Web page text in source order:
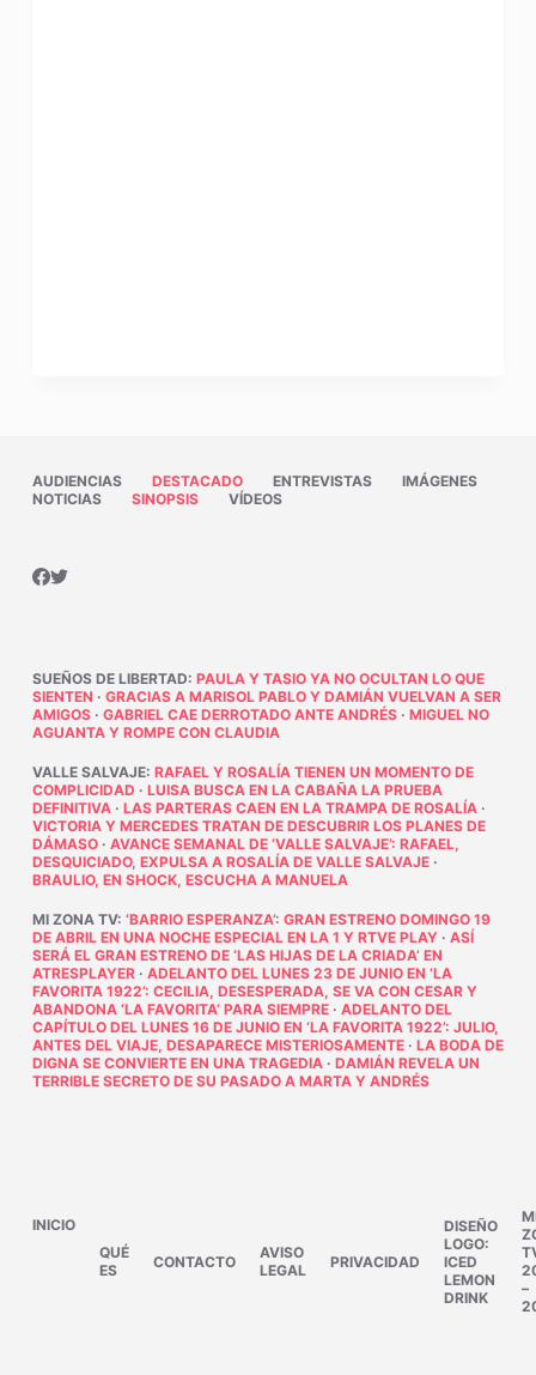
AUDIENCIAS DESTACADO ENTREVISTAS
IMÁGENES
NOTICIAS
SINOPSIS VÍDEOS
SUEÑOS DE LIBERTAD: PAULA Y TASIO YA NO OCULTAN LO QUE
SIENTEN · GRACIAS A MARISOL PABLO Y DAMIÁN VUELVAN A SER
AMIGOS· GABRIEL CAE DERROTADO ANTE ANDRÉS· MIGUEL NO
AGUANTA Y ROMPE CON CLAUDIA
VALLE SALVAJE: RAFAEL Y ROSALÍA TIENEN UN MOMENTO DE
COMPLICIDAD · LUISA BUSCA EN LA CABAÑA LA PRUEBA
DEFINITIVA· LAS PARTERAS CAEN EN LA TRAMPA DE ROSALÍA·
VICTORIA Y MERCEDES TRATAN DE DESCUBRIR LOS PLANES DE
DÁMASO· AVANCE SEMANAL DE ‘VALLE SALVAJE’: RAFAEL,
DESQUICIADO, EXPULSA A ROSALÍA DE VALLE SALVAJE·
BRAULIO, EN SHOCK, ESCUCHA A MANUELA
MI ZONA TV: ‘BARRIO ESPERANZA’: GRAN ESTRENO DOMINGO 19
DE ABRIL EN UNA NOCHE ESPECIAL EN LA 1 Y RTVE PLAY· ASÍ
SERÁ EL GRAN ESTRENO DE ‘LAS HIJAS DE LA CRIADA’ EN
ATRESPLAYER· ADELANTO DEL LUNES 23 DE JUNIO EN ‘LA
FAVORITA 1922’: CECILIA, DESESPERADA, SE VA CON CESAR Y
ABANDONA ‘LA FAVORITA’ PARA SIEMPRE· ADELANTO DEL
CAPÍTULO DEL LUNES 16 DE JUNIO EN ‘LA FAVORITA 1922’: JULIO,
ANTES DEL VIAJE, DESAPARECE MISTERIOSAMENTE· LA BODA DE
DIGNA SE CONVIERTE EN UNA TRAGEDIA· DAMIÁN REVELA UN
TERRIBLE SECRETO DE SU PASADO A MARTA Y ANDRÉS
INICIO
QUÉ
ES
CONTACTO
AVISO
LEGAL
PRIVACIDAD
DISEÑO
LOGO:
ICED
LEMON
DRINK
–